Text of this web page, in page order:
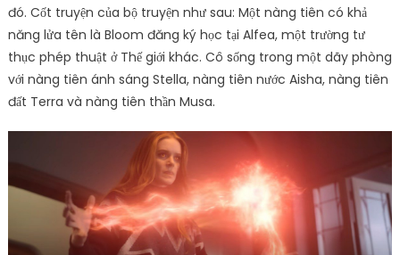
đó. Cốt truyện của bộ truyện như sau: Một nàng tiên có khả
năng lửa tên là Bloom đăng ký học tại Alfea, một trường tư
thục phép thuật ở Thế giới khác. Cô sống trong một dãy phòng
với nàng tiên ánh sáng Stella, nàng tiên nước Aisha, nàng tiên
đất Terra và nàng tiên thần Musa.